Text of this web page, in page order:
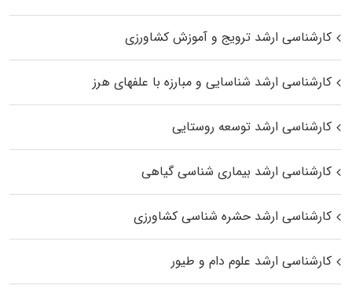
کارشناسی ارشد ترویج و آموزش کشاورزی
کارشناسی ارشد شناسایی و مبارزه با علفهای هرز
کارشناسی ارشد توسعه روستایی
کارشناسی ارشد بیماری‌ شناسی گیاهی
کارشناسی ارشد حشره‌ شناسی کشاورزی
کارشناسی ارشد علوم دام و طیور